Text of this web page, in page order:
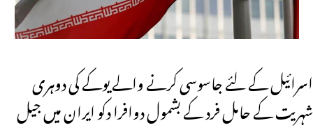
اسرائیل کے لئے جاسوسی کرنے والے یوکے کی دوہری
شہریت کے حامل فرد کے بشمول دوافرا دکو ایران میں جیل